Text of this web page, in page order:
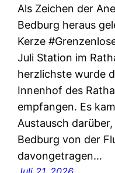
Als Zeichen der
Bedburg heraus
Kerze
Juli Station im
herzlichste wurde
Innenhof des
empfangen. Es
Austausch
Bedburg von der
davongetragen…